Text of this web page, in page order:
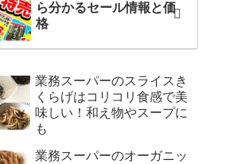
ら分かるセール情報と価
格
業務スーパーのスライスき
くらげはコリコリ食感で美
味しい！和え物やスープに
も
業務スーパーのオーガニッ